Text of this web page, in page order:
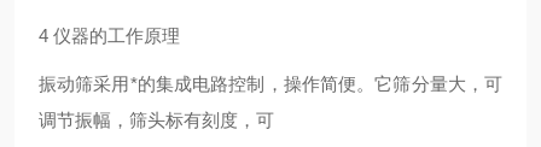
4 仪器的工作原理
振动筛采用*的集成电路控制，操作简便。它筛分量大，可
调节振幅，筛头标有刻度，可